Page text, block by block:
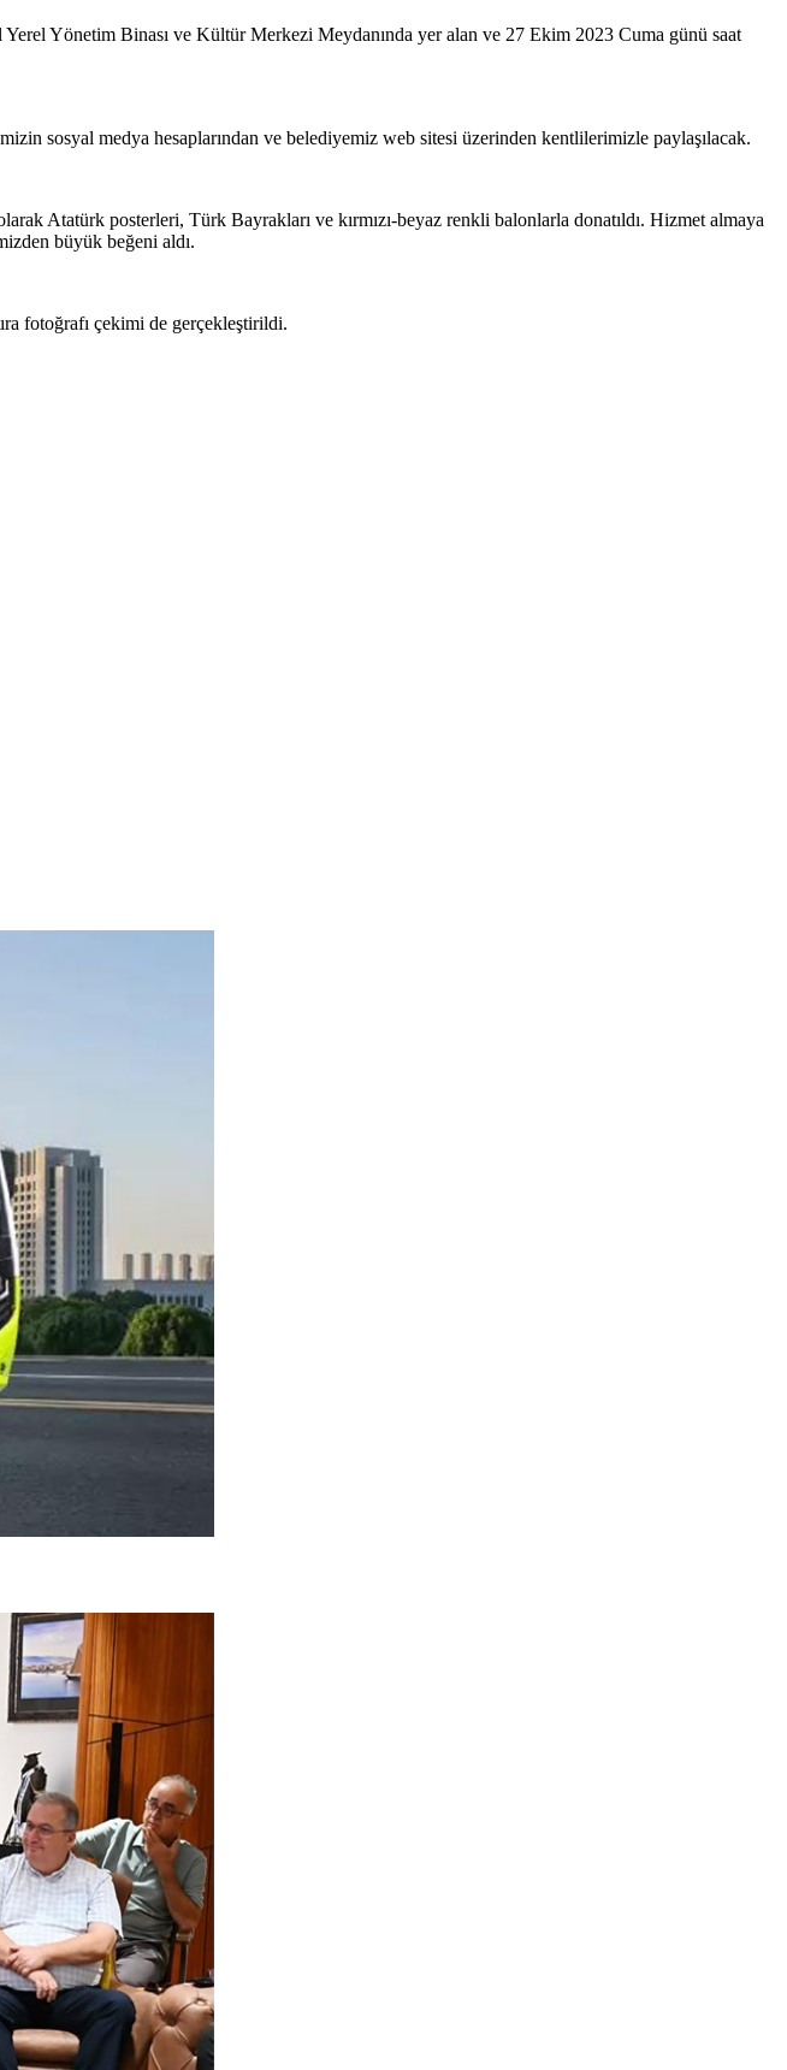
Yönetim Binası ve Kültür Merkezi Meydanında yer alan ve 27 Ekim 2023 Cuma günü saat
sosyal medya hesaplarından ve belediyemiz web sitesi üzerinden kentlilerimizle paylaşılacak.
Atatürk posterleri, Türk Bayrakları ve kırmızı-beyaz renkli balonlarla donatıldı. Hizmet almaya
büyük beğeni aldı.
fotoğrafı çekimi de gerçekleştirildi.